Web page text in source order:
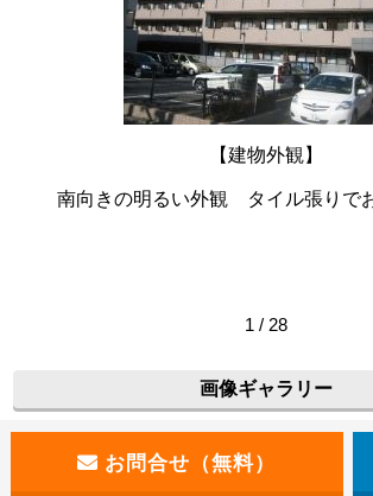
【建物外観】
南向きの明るい外観 タイル張りで
1 / 28
画像ギャラリー